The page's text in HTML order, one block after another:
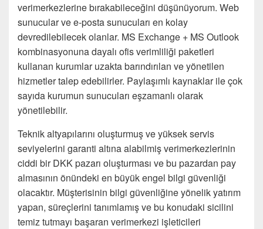
verimerkezlerine bırakabileceğini düşünüyorum. Web
sunucular ve e-posta sunucuları en kolay
devredilebilecek olanlar. MS Exchange + MS Outlook
kombinasyonuna dayalı ofis verimliliği paketleri
kullanan kurumlar uzakta barındırılan ve yönetilen
hizmetler talep edebilirler. Paylaşımlı kaynaklar ile çok
sayıda kurumun sunucuları eşzamanlı olarak
yönetilebilir.
Teknik altyapılarını oluşturmuş ve yüksek servis
seviyelerini garanti altına alabilmiş verimerkezlerinin
ciddi bir DKK pazarı oluşturması ve bu pazardan pay
almasının önündeki en büyük engel bilgi güvenliği
olacaktır. Müşterisinin bilgi güvenliğine yönelik yatırım
yapan, süreçlerini tanımlamış ve bu konudaki sicilini
temiz tutmayı başaran verimerkezi işleticileri